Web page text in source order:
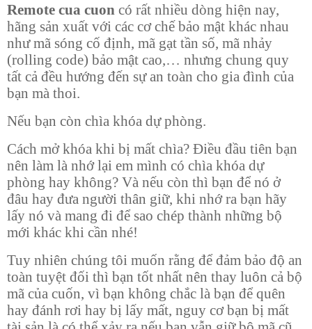
Remote cua cuon có rất nhiều dòng hiện nay,
hãng sản xuất với các cơ chế bảo mật khác nhau
như mã sóng cố định, mã gạt tần số, mã nhảy
(rolling code) bảo mật cao,… nhưng chung quy
tất cả đều hướng đến sự an toàn cho gia đình của
bạn mà thoi.
Nếu bạn còn chìa khóa dự phòng.
Cách mở khóa khi bị mất chìa? Điều đầu tiên bạn
nên làm là nhớ lại em mình có chìa khóa dự
phòng hay không? Và nếu còn thì bạn để nó ở
đâu hay đưa người thân giữ, khi nhớ ra bạn hãy
lấy nó và mang đi để sao chép thành những bộ
mới khác khi cần nhé!
Tuy nhiên chúng tôi muốn rằng để đảm bảo độ an
toàn tuyệt đối thì bạn tốt nhất nên thay luôn cả bộ
mã của cuốn, vì bạn không chắc là bạn để quên
hay đánh rơi hay bị lấy mất, nguy cơ bạn bị mất